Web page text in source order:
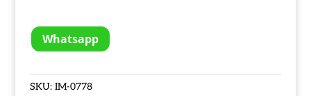
Whatsapp
SKU: IM-0778